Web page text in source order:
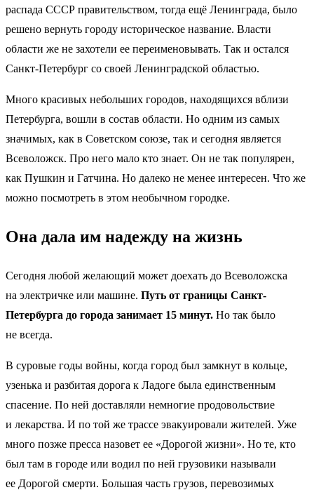
распада СССР правительством, тогда ещё Ленинграда, было
решено вернуть городу историческое название. Власти
области же не захотели ее переименовывать. Так и остался
Санкт-Петербург со своей Ленинградской областью.
Много красивых небольших городов, находящихся вблизи
Петербурга, вошли в состав области. Но одним из самых
значимых, как в Советском союзе, так и сегодня является
Всеволожск. Про него мало кто знает. Он не так популярен,
как Пушкин и Гатчина. Но далеко не менее интересен. Что же
можно посмотреть в этом необычном городке.
Она дала им надежду на жизнь
Сегодня любой желающий может доехать до Всеволожска
на электричке или машине. Путь от границы Санкт-
Петербурга до города занимает 15 минут. Но так было
не всегда.
В суровые годы войны, когда город был замкнут в кольце,
узенька и разбитая дорога к Ладоге была единственным
спасение. По ней доставляли немногие продовольствие
и лекарства. И по той же трассе эвакуировали жителей. Уже
много позже пресса назовет ее «Дорогой жизни». Но те, кто
был там в городе или водил по ней грузовики называли
ее Дорогой смерти. Большая часть грузов, перевозимых